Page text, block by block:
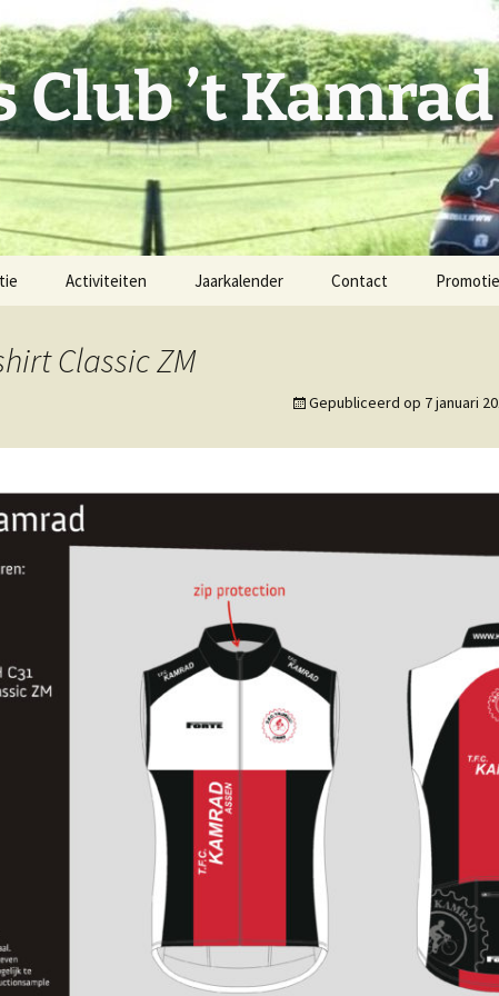
Club ’t Kamrad
Activiteiten Jaarkalender Contact
Classic ZM
Gepubliceerd op 7 januari